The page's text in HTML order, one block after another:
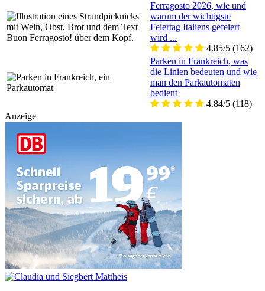
Ferragosto 2026, wie und
warum der wichtigste
Feiertag Italiens gefeiert
wird ...
4.85/5 (162)
Parken in Frankreich, was
die Linien bedeuten und wie
man den Parkautomaten
bedient
4.84/5 (118)
Anzeige